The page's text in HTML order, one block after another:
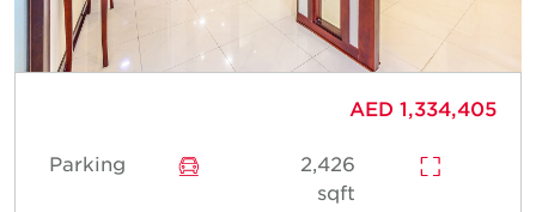
AED 1,334,405
2,426
sqft
Parking